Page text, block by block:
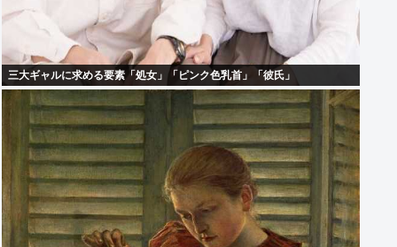
三大ギャルに求める要素「処女」「ピンク色乳首」「彼氏」